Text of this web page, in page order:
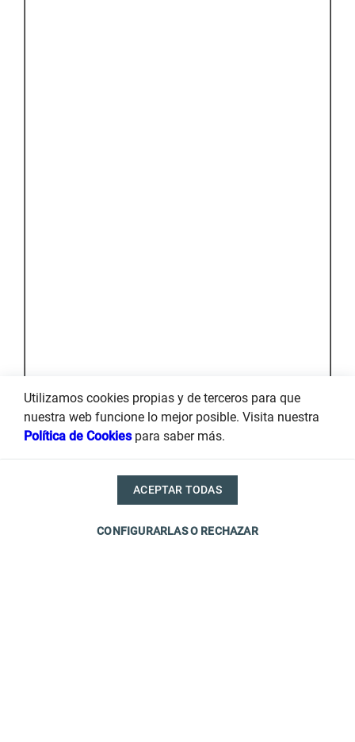
Utilizamos cookies propias y de terceros para que
nuestra web funcione lo mejor posible. Visita nuestra
Política de Cookiespara saber más.
CONFIGURARLAS O RECHAZAR
ACEPTAR TODAS